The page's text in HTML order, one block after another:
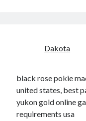
Dakota
black rose pokie
united states, best
yukon gold online
requirements usa